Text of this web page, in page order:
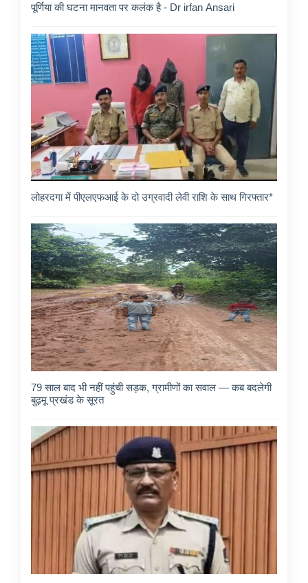
पूर्णिया की घटना मानवता पर कलंक है - Dr irfan Ansari
लोहरदगा में पीएलएफआई के दो उग्रवादी लेवी राशि के साथ गिरफ्तार*
79 साल बाद भी नहीं पहुंची सड़क, ग्रामीणों का सवाल — कब बदलेगी
बुढ़मू प्रखंड के सूरत